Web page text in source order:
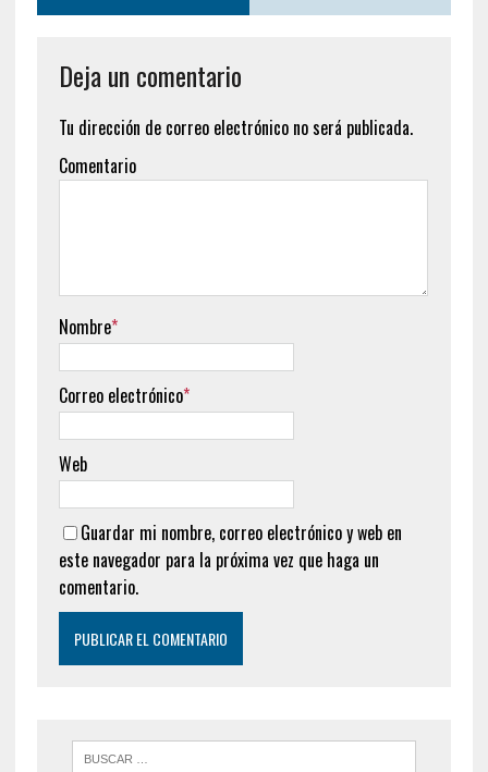
Deja un comentario
Tu dirección de correo electrónico no será publicada.
Comentario
Nombre*
Correo electrónico*
Web
Guardar mi nombre, correo electrónico y web en
este navegador para la próxima vez que haga un
comentario.